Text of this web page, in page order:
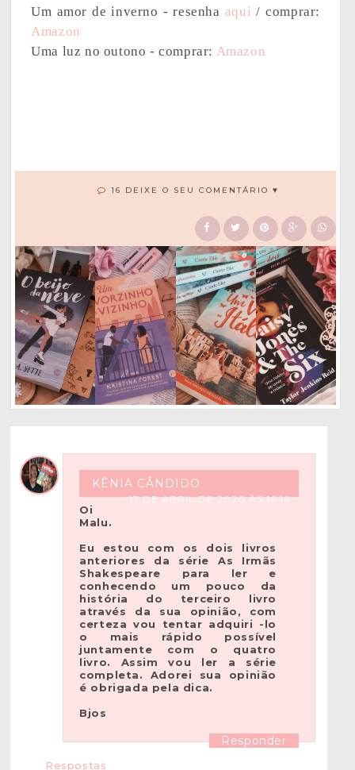
Um amor de inverno - resenha aqui / comprar:
Amazon
Uma luz no outono - comprar: Amazon
16 DEIXE O SEU COMENTÁRIO ♥
KÊNIA CÂNDIDO
17 DE ABRIL DE 2020 ÀS 16:16
Oi
Malu.
Eu estou com os dois livros
anteriores da série As Irmãs
Shakespeare para ler e
conhecendo um pouco da
história do terceiro livro
através da sua opinião, com
certeza vou tentar adquiri -lo
o mais rápido possível
juntamente com o quatro
livro. Assim vou ler a série
completa. Adorei sua opinião
é obrigada pela dica.
Bjos
Responder
Respostas